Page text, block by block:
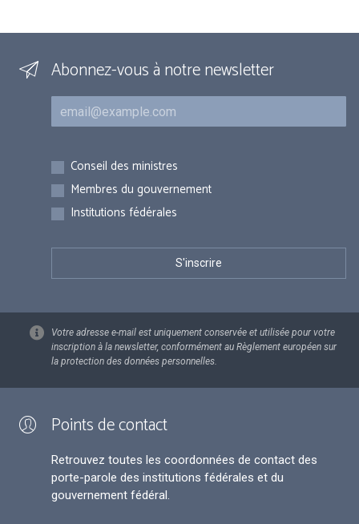
Abonnez-vous à notre newsletter
Courriel
Inscriptions
Conseil des ministres
Membres du gouvernement
Institutions fédérales
Votre adresse e-mail est uniquement conservée et utilisée pour votre
inscription à la newsletter, conformément au Règlement européen sur
la protection des données personnelles.
Points de contact
Retrouvez toutes les coordonnées de contact des
porte-parole des institutions fédérales et du
gouvernement fédéral.